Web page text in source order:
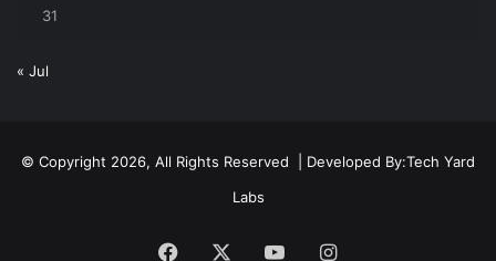
31
« Jul
© Copyright 2026, All Rights Reserved | Developed By:Tech Yard
Labs
Facebook YouTubeInstagram